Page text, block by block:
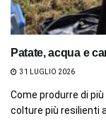
Patate, acqua e
31 LUGLIO 2026
Come produrre di
colture più resilienti